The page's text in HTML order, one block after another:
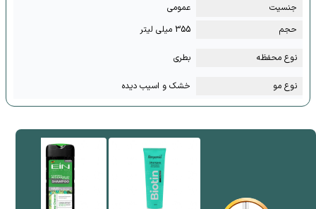
جنسیت
عمومی
حجم
355 میلی لیتر
نوع محفظه بطری
نوع مو خشک و اسیب دیده